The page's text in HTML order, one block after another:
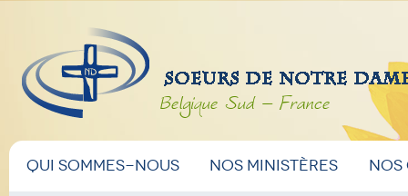
Belgique Sud – France
Menu
principal
Aller
Aller
Qui sommes-nous Nos ministères